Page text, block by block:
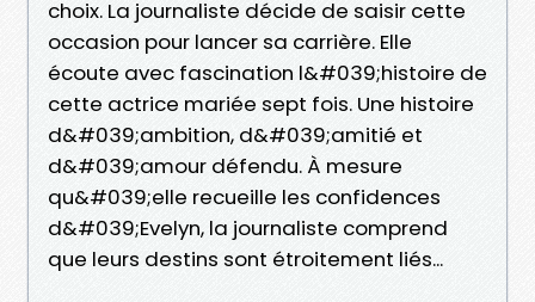
choix. La journaliste décide de saisir cette
occasion pour lancer sa carrière. Elle
écoute avec fascination l&#039;histoire de
cette actrice mariée sept fois. Une histoire
d&#039;ambition, d&#039;amitié et
d&#039;amour défendu. À mesure
qu&#039;elle recueille les confidences
d&#039;Evelyn, la journaliste comprend
que leurs destins sont étroitement liés...